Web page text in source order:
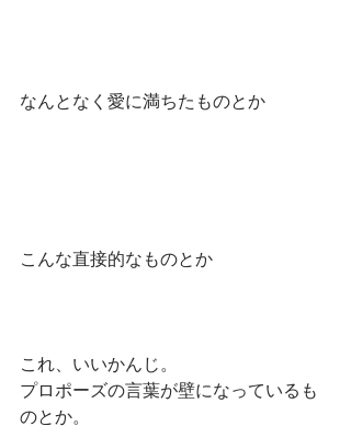
なんとなく愛に満ちたものとか
こんな直接的なものとか
これ、いいかんじ。
プロポーズの言葉が壁になっているも
のとか。